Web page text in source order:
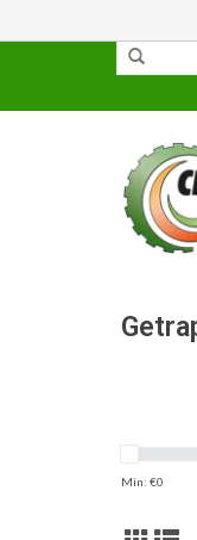
Min: €0
✓